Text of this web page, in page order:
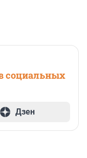
социальных
Дзен